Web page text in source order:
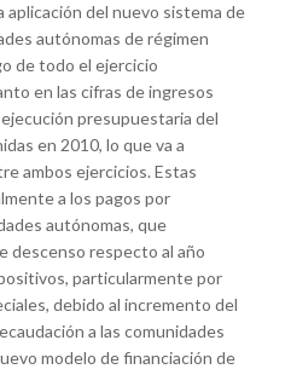
aplicación del nuevo sistema de
autónomas de régimen
de todo el ejercicio
en las cifras de ingresos
presupuestaria del
en 2010, lo que va a
ambos ejercicios. Estas
a los pagos por
autónomas, que
descenso respecto al año
particularmente por
debido al incremento del
a las comunidades
modelo de financiación de